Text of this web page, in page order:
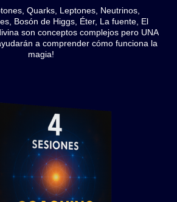
Quarks, Leptones, Neutrinos,
Bosón de Higgs, Éter, La fuente, El
son conceptos complejos pero UNA
a comprender cómo funciona la
magia!